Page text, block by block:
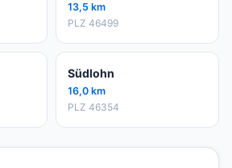
13,5 km
PLZ 46499
Südlohn
16,0 km
PLZ 46354